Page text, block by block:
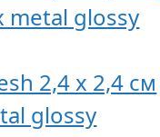
metal glossy
2,4 x 2,4 см
glossy